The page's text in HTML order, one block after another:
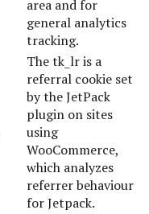
area and for
general analytics
tracking.
The tk_lr is a
referral cookie set
by the JetPack
plugin on sites
using
WooCommerce,
which analyzes
referrer behaviour
for Jetpack.